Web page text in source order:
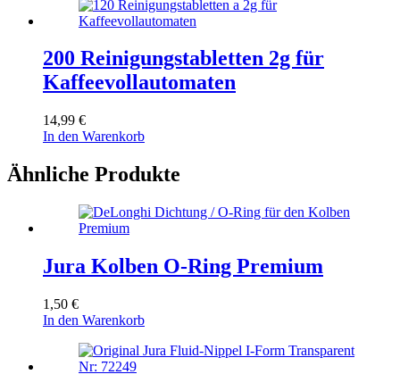
200 Reinigungstabletten 2g für
Kaffeevollautomaten
14,99 €
In den Warenkorb
Ähnliche Produkte
Jura Kolben O-Ring Premium
1,50 €
In den Warenkorb